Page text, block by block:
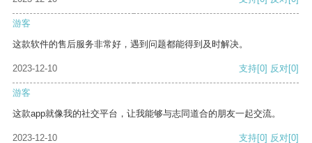
游客
这款软件的售后服务非常好，遇到问题都能得到及时解决。
2023-12-10 支持[0] 反对[0]
游客
这款app就像我的社交平台，让我能够与志同道合的朋友一起交流。
2023-12-10 支持[0] 反对[0]